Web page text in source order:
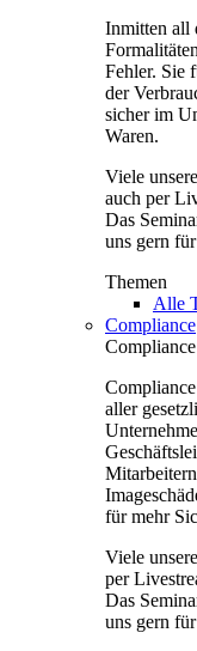
Inmitten all
Fehler. Sie
der
sicher im
Waren.
Viele
auch per
Das
uns gern
Themen
Alle
Compliance
aller
für mehr
Viele
per
Das
uns gern